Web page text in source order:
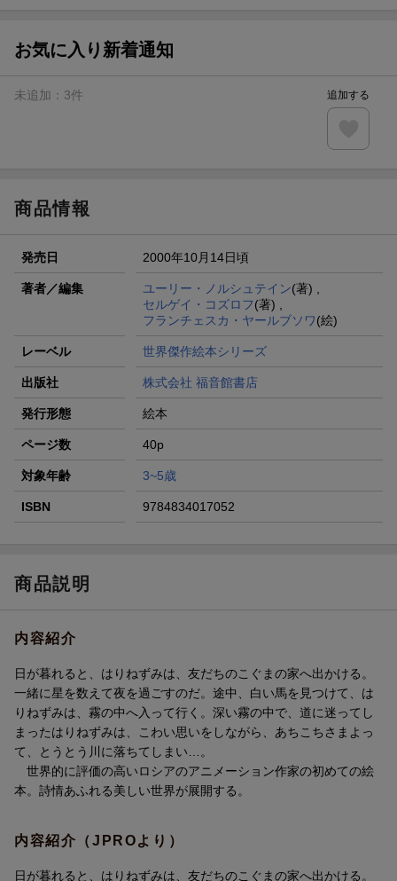
お気に入り新着通知
未追加： 3件 追加する
商品情報
発売日 2000年10月14日頃
著者／編集 ユーリー・ノルシュテイン(著) ,
セルゲイ・コズロフ(著) ,
フランチェスカ・ヤールブソワ(絵)
レーベル 世界傑作絵本シリーズ
出版社 株式会社 福音館書店
発行形態 絵本
ページ数 40p
対象年齢 3~5歳
ISBN 9784834017052
商品説明
内容紹介
日が暮れると、はりねずみは、友だちのこぐまの家へ出かける。
一緒に星を数えて夜を過ごすのだ。途中、白い馬を見つけて、は
りねずみは、霧の中へ入って行く。深い霧の中で、道に迷ってし
まったはりねずみは、こわい思いをしながら、あちこちさまよっ
て、とうとう川に落ちてしまい…。
世界的に評価の高いロシアのアニメーション作家の初めての絵
本。詩情あふれる美しい世界が展開する。
内容紹介（JPROより）
日が暮れると、はりねずみは、友だちのこぐまの家へ出かける。